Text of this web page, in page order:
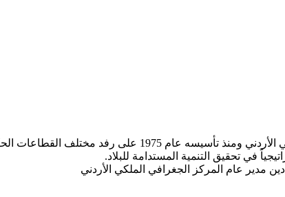
لقد دأب المركز الجغرافي الملكي الأردني
في تحقيق التنمية المستدامة للبلاد.
مدير عام المركز الجغرافي الملكي الأردني